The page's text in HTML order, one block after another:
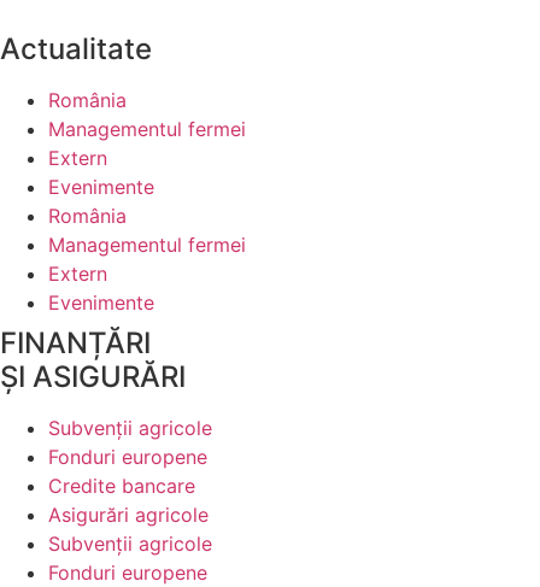
Actualitate
România
Managementul fermei
Extern
Evenimente
România
Managementul fermei
Extern
Evenimente
FINANȚĂRI
ȘI ASIGURĂRI
Subvenții agricole
Fonduri europene
Credite bancare
Asigurări agricole
Subvenții agricole
Fonduri europene